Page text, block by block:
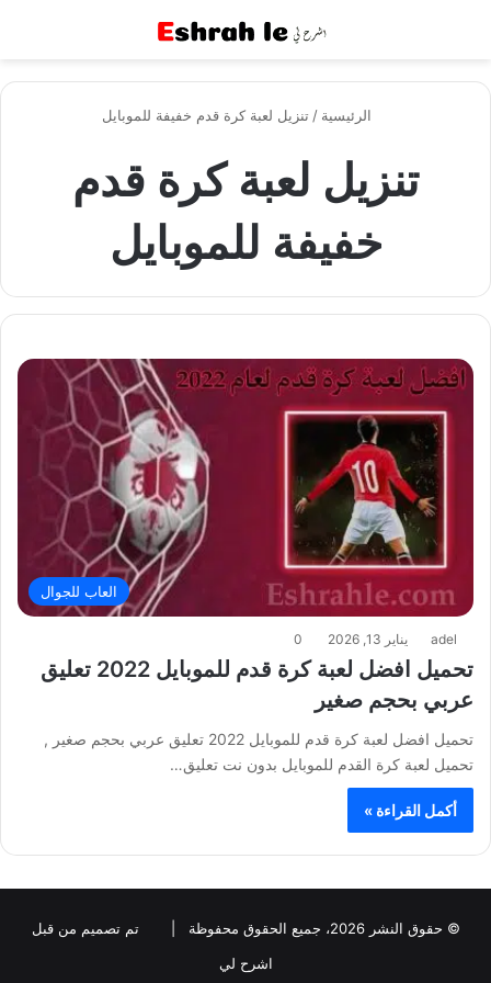
الرئيسية / تنزيل لعبة كرة قدم خفيفة للموبايل
تنزيل لعبة كرة قدم
خفيفة للموبايل
العاب للجوال
adel يناير 13, 2026 0
تحميل افضل لعبة كرة قدم للموبايل 2022 تعليق
عربي بحجم صغير
تحميل افضل لعبة كرة قدم للموبايل 2022 تعليق عربي بحجم صغير ,
تحميل لعبة كرة القدم للموبايل بدون نت تعليق…
أكمل القراءة »
© حقوق النشر 2026، جميع الحقوق محفوظة |
تم تصميم من قبل
اشرح لي